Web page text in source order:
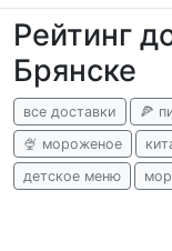
Рейтинг
Брянске
все доставки 🍕
🍨 мороженое
детское меню